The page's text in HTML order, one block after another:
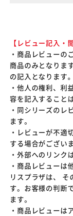
【レビュー記入・
・商品レビューの
商品のみとなりま
の記入となります。
・他人の権利、利
容を記入すること
・同シリーズのレ
ます。
・レビューが不適
する場合がございま
・外部へのリンク
・商品レビューは
リスプラザは、 そ
す。お客様の判断
ます。
・商品レビューは